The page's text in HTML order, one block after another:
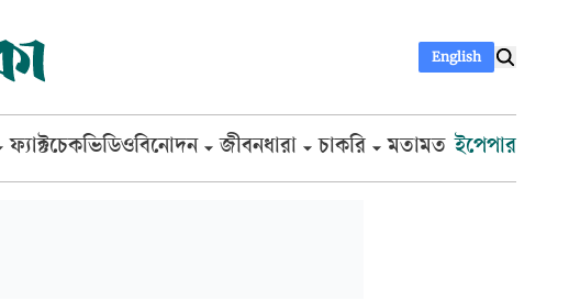
English
ফ্যাক্টচেকভিডিওবিনোদন জীবনধারা চাকরি মতামত ইপেপার